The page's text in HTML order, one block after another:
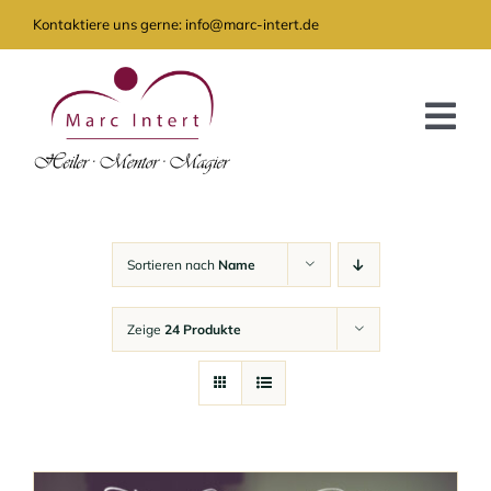
Zum
Inhalt
Kontaktiere uns gerne: info@marc-intert.de
SHOP
Sortieren nach Name
Zeige 24 Produkte